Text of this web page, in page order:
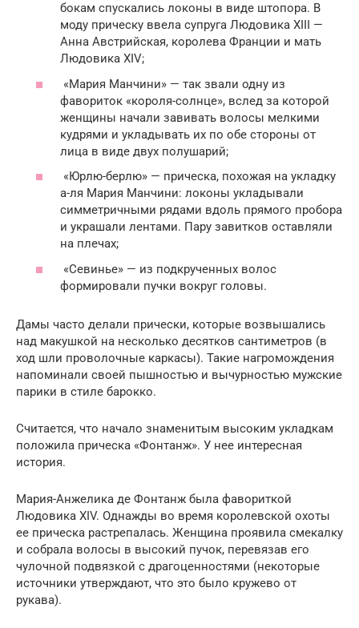
бокам спускались локоны в виде штопора. В
моду прическу ввела супруга Людовика XIII —
Анна Австрийская, королева Франции и мать
Людовика XIV;
«Мария Манчини» — так звали одну из
фавориток «короля-солнце», вслед за которой
женщины начали завивать волосы мелкими
кудрями и укладывать их по обе стороны от
лица в виде двух полушарий;
«Юрлю-берлю» — прическа, похожая на укладку
а-ля Мария Манчини: локоны укладывали
симметричными рядами вдоль прямого пробора
и украшали лентами. Пару завитков оставляли
на плечах;
«Севинье» — из подкрученных волос
формировали пучки вокруг головы.
Дамы часто делали прически, которые возвышались
над макушкой на несколько десятков сантиметров (в
ход шли проволочные каркасы). Такие нагромождения
напоминали своей пышностью и вычурностью мужские
парики в стиле барокко.
Считается, что начало знаменитым высоким укладкам
положила прическа «Фонтанж». У нее интересная
история.
Мария-Анжелика де Фонтанж была фавориткой
Людовика XIV. Однажды во время королевской охоты
ее прическа растрепалась. Женщина проявила смекалку
и собрала волосы в высокий пучок, перевязав его
чулочной подвязкой с драгоценностями (некоторые
источники утверждают, что это было кружево от
рукава).